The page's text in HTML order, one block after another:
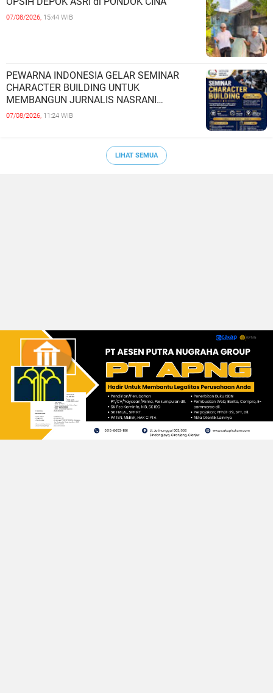
07/08/2026, 15:44 WIB
PEWARNA INDONESIA GELAR SEMINAR
CHARACTER BUILDING UNTUK
MEMBANGUN JURNALIS NASRANI
BERINTEGRITAS DAN BERDAMPAK*
07/08/2026, 11:24 WIB
LIHAT SEMUA